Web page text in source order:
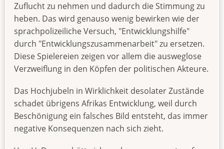
Zuflucht zu nehmen und dadurch die Stimmung zu
heben. Das wird genauso wenig bewirken wie der
sprachpolizeiliche Versuch, "Entwicklungshilfe"
durch "Entwicklungszusammenarbeit" zu ersetzen.
Diese Spielereien zeigen vor allem die ausweglose
Verzweiflung in den Köpfen der politischen Akteure.
Das Hochjubeln in Wirklichkeit desolater Zustände
schadet übrigens Afrikas Entwicklung, weil durch
Beschönigung ein falsches Bild entsteht, das immer
negative Konsequenzen nach sich zieht.